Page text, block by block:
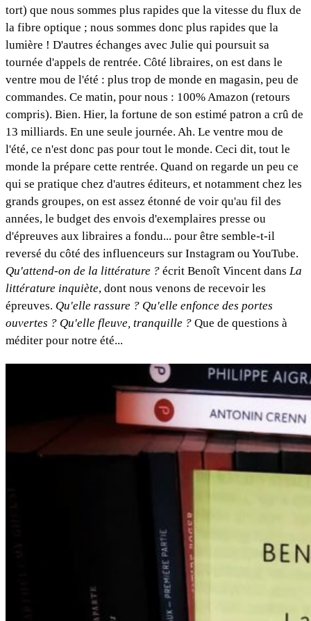
tort) que nous sommes plus rapides que la vitesse du flux de
la fibre optique ; nous sommes donc plus rapides que la
lumière ! D'autres échanges avec Julie qui poursuit sa
tournée d'appels de rentrée. Côté libraires, on est dans le
ventre mou de l'été : plus trop de monde en magasin, peu de
commandes. Ce matin, pour nous : 100% Amazon (retours
compris). Bien. Hier, la fortune de son estimé patron a crû de
13 milliards. En une seule journée. Ah. Le ventre mou de
l'été, ce n'est donc pas pour tout le monde. Ceci dit, tout le
monde la prépare cette rentrée. Quand on regarde un peu ce
qui se pratique chez d'autres éditeurs, et notamment chez les
grands groupes, on est assez étonné de voir qu'au fil des
années, le budget des envois d'exemplaires presse ou
d'épreuves aux libraires a fondu... pour être semble-t-il
reversé du côté des influenceurs sur Instagram ou YouTube.
Qu'attend-on de la littérature ? écrit Benoît Vincent dans La
littérature inquiète, dont nous venons de recevoir les
épreuves. Qu'elle rassure ? Qu'elle enfonce des portes
ouvertes ? Qu'elle fleuve, tranquille ? Que de questions à
méditer pour notre été...